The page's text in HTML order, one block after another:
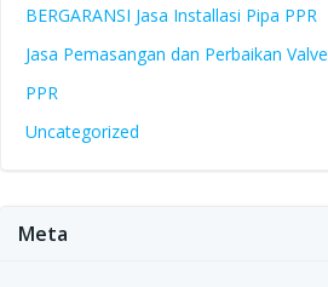
BERGARANSI Jasa Installasi Pipa PPR
Jasa Pemasangan dan Perbaikan Valve
PPR
Uncategorized
Meta